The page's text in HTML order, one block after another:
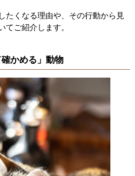
たくなる理由や、その行動から見
てご紹介します。
かめる」動物